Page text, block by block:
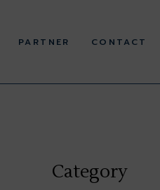
PARTNER CONTACT
Category